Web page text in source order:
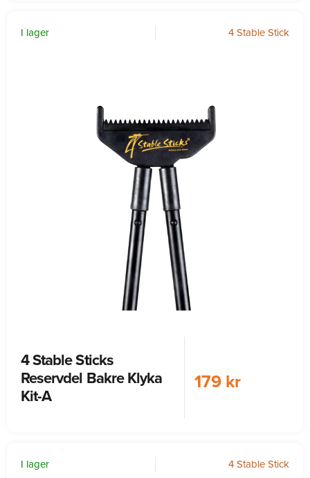
I lager 4 Stable Stick
4 Stable Sticks
Reservdel Bakre Klyka
Kit-A
179 kr
I lager 4 Stable Stick